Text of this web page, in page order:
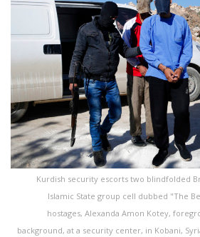
Kurdish security escorts two blindfolded
Islamic State group cell dubbed "The
hostages, Alexanda Amon Kotey,
background, at a security center, in Kobani,